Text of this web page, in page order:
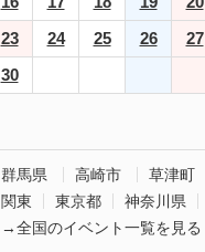
23 24 25 26
27
30
群馬県 高崎市
草津町
関東
東京都 神奈川県
→全国のイベント一覧を見る